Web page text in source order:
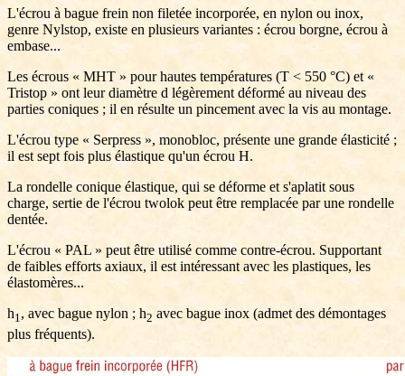
L'écrou à bague frein non filetée incorporée, en nylon ou inox,
genre Nylstop, existe en plusieurs variantes : écrou borgne, écrou à
embase...
Les écrous « MHT » pour hautes températures (T < 550 °C) et «
Tristop » ont leur diamètre d légèrement déformé au niveau des
parties coniques ; il en résulte un pincement avec la vis au montage.
L'écrou type « Serpress », monobloc, présente une grande élasticité ;
il est sept fois plus élastique qu'un écrou H.
La rondelle conique élastique, qui se déforme et s'aplatit sous
charge, sertie de l'écrou twolok peut être remplacée par une rondelle
dentée.
L'écrou « PAL » peut être utilisé comme contre-écrou. Supportant
de faibles efforts axiaux, il est intéressant avec les plastiques, les
élastomères...
h1, avec bague nylon ; h2 avec bague inox (admet des démontages
plus fréquents).